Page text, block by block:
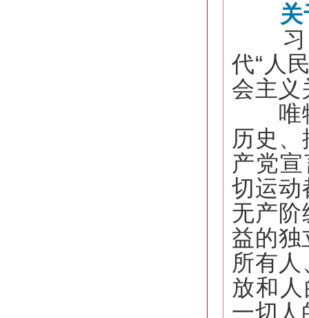
习近
代“人
会主义
唯物
历史
产党
切运动
无产阶
益的独
所有
放和
一切人